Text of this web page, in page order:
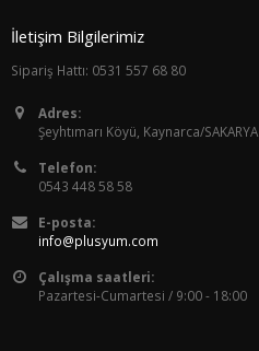
İletişim Bilgilerimiz
Sipariş Hattı: 0531 557 68 80
Adres:
Şeyhtımarı Köyü, Kaynarca/SAKARYA
Telefon:
0543 448 58 58
E-posta:
info@plusyum.com
Çalışma saatleri:
Pazartesi-Cumartesi / 9:00 - 18:00